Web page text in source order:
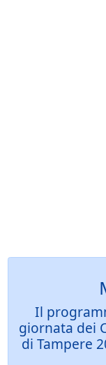
Il
giornata dei
di Tampere